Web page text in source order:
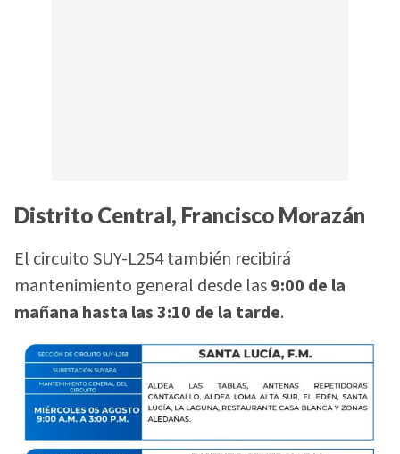
Distrito Central, Francisco Morazán
El circuito SUY-L254 también recibirá
mantenimiento general desde las9:00 de la
mañana hasta las 3:10 de la tarde.